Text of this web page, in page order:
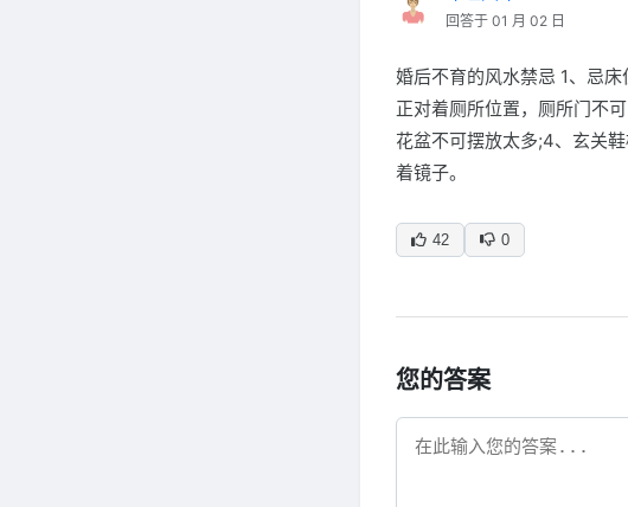
回答于 01 月 02 日
婚后不育的风水禁忌 1、忌
正对着厕所位置，厕所门不
花盆不可摆放太多;4、玄关
着镜子。
42 0
您的答案